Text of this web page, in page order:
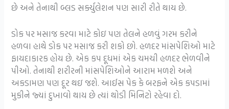
છે અને તેનાથી બ્લડ સર્ક્યુલેશન પણ સારી રીતે થાય છે.
ડોક પર મસાજ કરવા માટે કોઇ પણ તેલને હળવું ગરમ કરીને
હળવા હાથે ડોક પર મસાજ કરી શકો છો. હળદર માંસપેશિઓ માટે
ફાયદાકારક હોય છે. એક કપ દૂધમાં એક ચમચી હળદર ભેળવીને
પીઓ. તેનાથી શરીરની માંસપેશિઓને આરામ મળશે અને
અકડામણ પણ દૂર થઇ જશે. આઈસ પેક કે બરફને એક કપડામાં
મુકીને જ્યાં દુખાવો થાય છે ત્યાં થોડી મિનિટો રહેવા દો.